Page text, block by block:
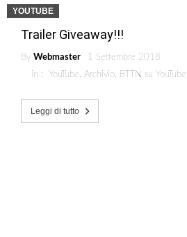
YOUTUBE
Trailer Giveaway!!!
By Webmaster
1 Settembre 2018
in : YouTube Archivio BTTN su YouTube
Leggi di tutto